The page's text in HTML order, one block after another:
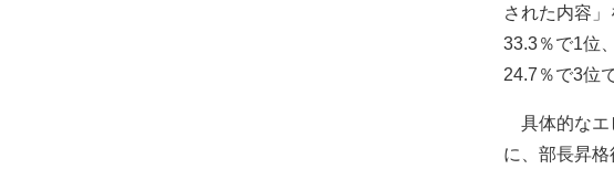
された内容
33.3％で1位
24.7％で3位
具体的なエ
に、部長昇